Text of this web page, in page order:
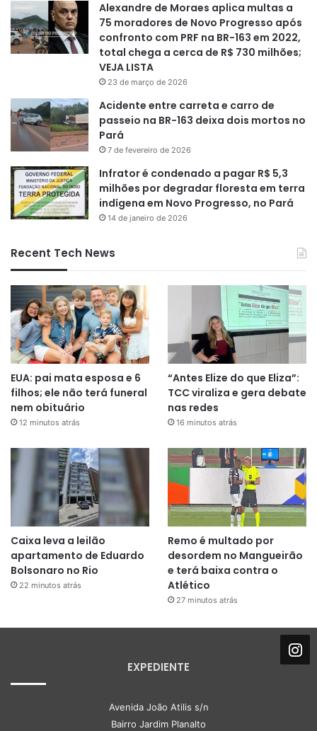
Alexandre de Moraes aplica multas a
75 moradores de Novo Progresso após
confronto com PRF na BR-163 em 2022,
total chega a cerca de R$ 730 milhões;
VEJA LISTA
23 de março de 2026
Acidente entre carreta e carro de
passeio na BR-163 deixa dois mortos no
Pará
7 de fevereiro de 2026
Infrator é condenado a pagar R$ 5,3
milhões por degradar floresta em terra
indígena em Novo Progresso, no Pará
14 de janeiro de 2026
Recent Tech News
EUA: pai mata esposa e 6
filhos; ele não terá funeral
nem obituário
12 minutos atrás
“Antes Elize do que Eliza”:
TCC viraliza e gera debate
nas redes
16 minutos atrás
Caixa leva a leilão
apartamento de Eduardo
Bolsonaro no Rio
22 minutos atrás
Remo é multado por
desordem no Mangueirão
e terá baixa contra o
Atlético
27 minutos atrás
EXPEDIENTE
Avenida João Atilis s/n
Bairro Jardim Planalto